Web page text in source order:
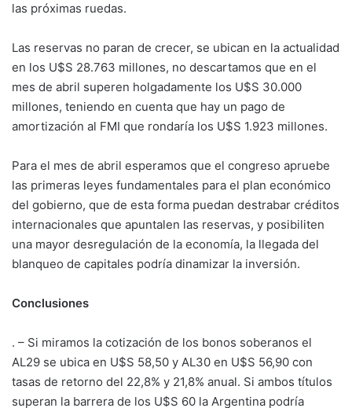
las próximas ruedas.
Las reservas no paran de crecer, se ubican en la actualidad
en los U$S 28.763 millones, no descartamos que en el
mes de abril superen holgadamente los U$S 30.000
millones, teniendo en cuenta que hay un pago de
amortización al FMI que rondaría los U$S 1.923 millones.
Para el mes de abril esperamos que el congreso apruebe
las primeras leyes fundamentales para el plan económico
del gobierno, que de esta forma puedan destrabar créditos
internacionales que apuntalen las reservas, y posibiliten
una mayor desregulación de la economía, la llegada del
blanqueo de capitales podría dinamizar la inversión.
Conclusiones
. – Si miramos la cotización de los bonos soberanos el
AL29 se ubica en U$S 58,50 y AL30 en U$S 56,90 con
tasas de retorno del 22,8% y 21,8% anual. Si ambos títulos
superan la barrera de los U$S 60 la Argentina podría